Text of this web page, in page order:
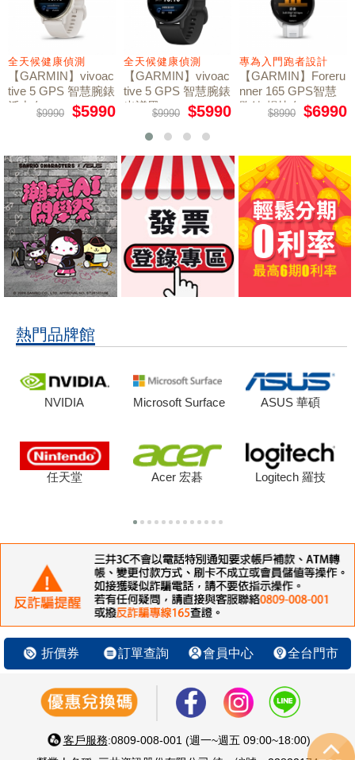
全天候健康偵測
【GARMIN】vivoac
tive 5 GPS 智慧腕錶
活力白
$9990 $5990
全天候健康偵測
【GARMIN】vivoac
tive 5 GPS 智慧腕錶
光譜黑
$9990 $5990
專為入門跑者設計
【GARMIN】Foreru
nner 165 GPS智慧
跑錶 暢快白
$8990 $6990
熱門品牌館
NVIDIA Microsoft Surface ASUS 華碩
任天堂 Acer 宏碁 Logitech 羅技
折價券 訂單查詢 會員中心 全台門市
客戶服務:0809-008-001 (週一~週五 09:00~18:00)